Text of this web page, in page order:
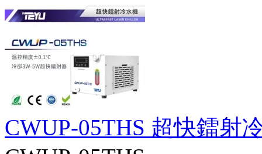
CWUP-05THS 超快鐳射